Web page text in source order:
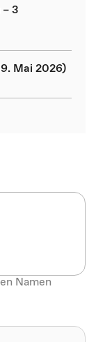
3
Mai 2026)
Namen